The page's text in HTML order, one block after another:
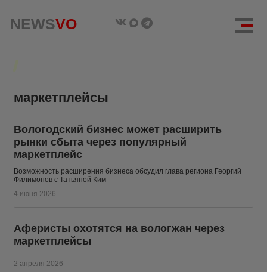
NEWSVO
NEWSVO
маркетплейсы
Вологодский бизнес может расширить
рынки сбыта через популярный
маркетплейс
Возможность расширения бизнеса обсудил глава региона Георгий
Филимонов с Татьяной Ким
4 июня 2026
Аферисты охотятся на вологжан через
маркетплейсы
2 апреля 2026